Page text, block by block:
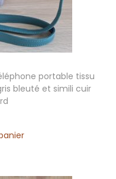
portable tissu
bleuté et simili cuir